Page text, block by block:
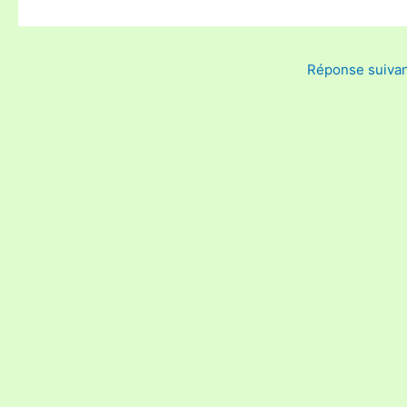
Réponse